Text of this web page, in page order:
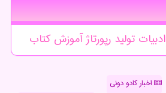
ادبیات تولید رپورتاژآموزشكتاب
اخبار کادو دونی